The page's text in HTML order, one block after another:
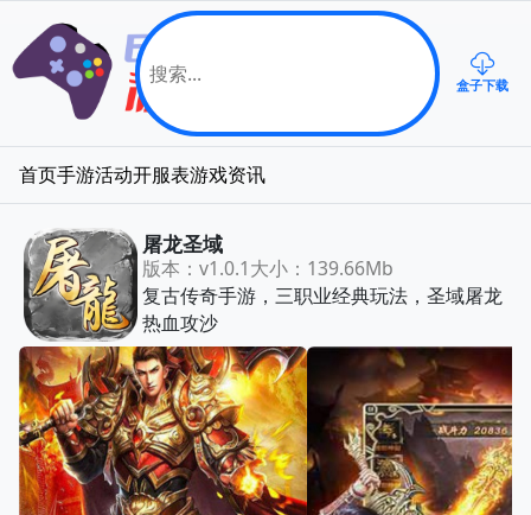
盒子下载
首页手游活动开服表游戏资讯
屠龙圣域
版本：v1.0.1大小：139.66Mb
复古传奇手游，三职业经典玩法，圣域屠龙
热血攻沙